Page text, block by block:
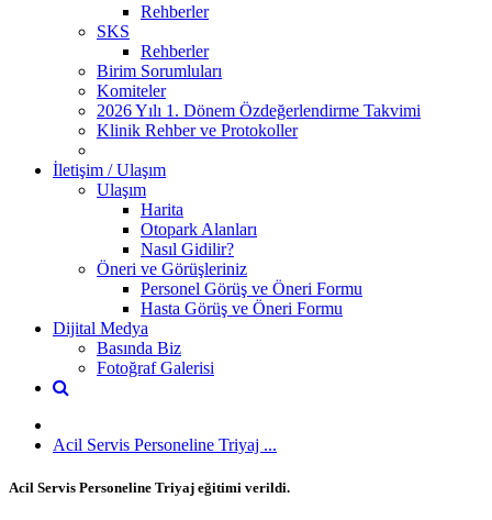
Rehberler
SKS
Rehberler
Birim Sorumluları
Komiteler
2026 Yılı 1. Dönem Özdeğerlendirme Takvimi
Klinik Rehber ve Protokoller
İletişim / Ulaşım
Ulaşım
Harita
Otopark Alanları
Nasıl Gidilir?
Öneri ve Görüşleriniz
Personel Görüş ve Öneri Formu
Hasta Görüş ve Öneri Formu
Dijital Medya
Basında Biz
Fotoğraf Galerisi
Acil Servis Personeline Triyaj ...
Acil Servis Personeline Triyaj eğitimi verildi.